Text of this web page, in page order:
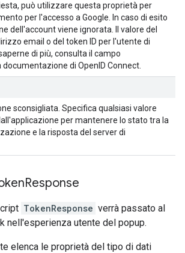
può utilizzare questa proprietà per
per l'accesso a Google. In caso di esito
dell'account viene ignorata. Il valore del
email o del token ID per l'utente di
di più, consulta il campo
documentazione di OpenID Connect.
sconsigliata. Specifica qualsiasi valore
per mantenere lo stato tra la
e la risposta del server di
Response
TokenResponse verrà passato al
nell'esperienza utente del popup.
elenca le proprietà del tipo di dati